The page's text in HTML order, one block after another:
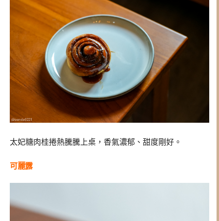
太妃糖肉桂捲熱騰騰上桌，香氣濃郁、甜度剛好。
可麗露